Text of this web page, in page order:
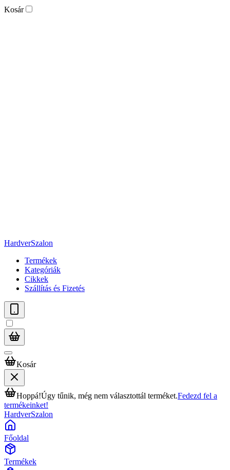
Kosár
HardverSzalon
Termékek
Kategóriák
Cikkek
Szállítás és Fizetés
Kosár
Hoppá!Úgy tűnik, még nem választottál terméket.Fedezd fel a
termékeinket!
HardverSzalon
Főoldal
Termékek